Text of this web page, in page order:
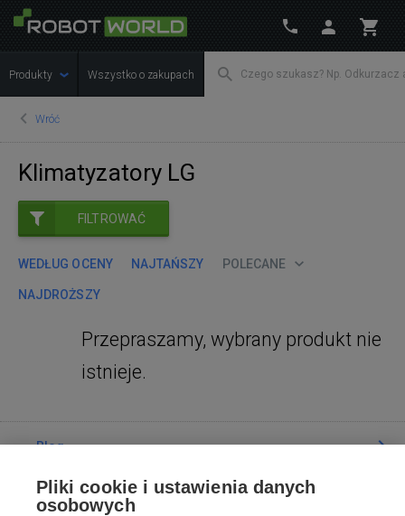
Produkty Wszystko o zakupach
Wróć
Klimatyzatory LG
FILTROWAĆ
WEDŁUG OCENY NAJTAŃSZY POLECANE
NAJDROŻSZY
Przepraszamy, wybrany produkt nie
istnieje.
Blog
Poradnia
Pliki cookie i ustawienia danych
osobowych